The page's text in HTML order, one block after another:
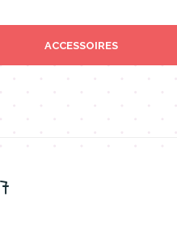
ACCESSOIRES